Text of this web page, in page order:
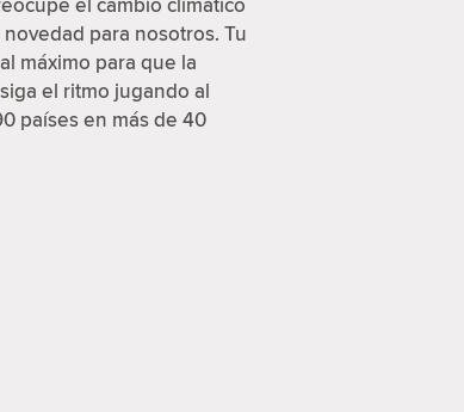
para nosotros. Tu
máximo para que la
el ritmo jugando al
países en más de 40